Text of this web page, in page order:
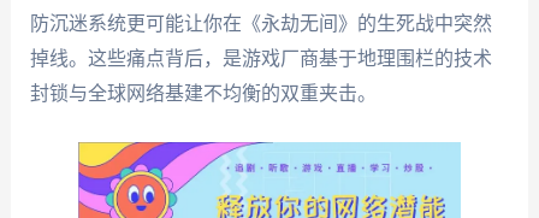
防沉迷系统更可能让你在《永劫无间》的生死战中突然
掉线。这些痛点背后，是游戏厂商基于地理围栏的技术
封锁与全球网络基建不均衡的双重夹击。